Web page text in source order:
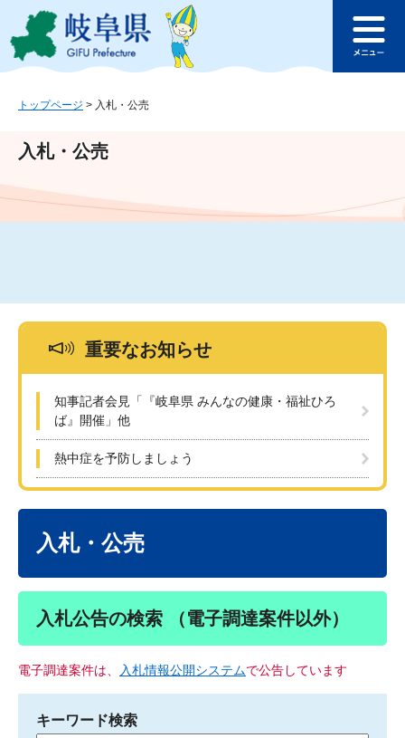
ジ
ュ
文
このページの本文へ
ュ
トップページ > 入札・公売
入札・公売
重要なお知らせ
知事記者会見「『岐阜県 みんなの健康・福祉ひろ
ば』開催」他
熱中症を予防しましょう
入札・公売
入札公告の検索 （電子調達案件以外）
電子調達案件は、 入札情報公開システムで公告しています
キーワード検索